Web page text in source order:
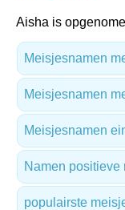
Aisha is
Meisjesnamen
Meisjesnamen
Meisjesnamen
Namen positieve
populairste